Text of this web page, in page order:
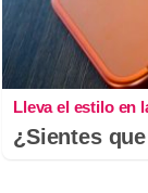
Lleva el estilo en
¿Sientes